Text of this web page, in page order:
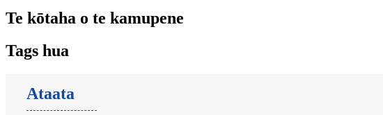
Te kōtaha o te kamupene
Tags hua
Ataata